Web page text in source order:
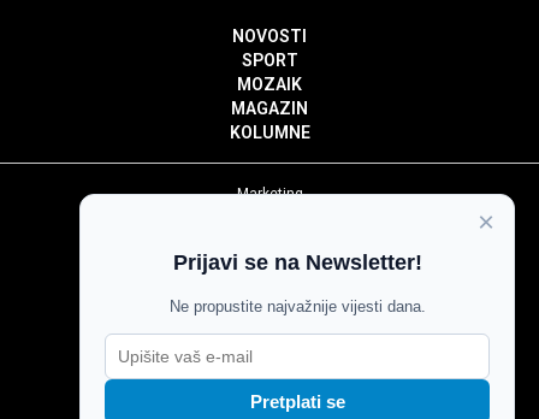
NOVOSTI
SPORT
MOZAIK
MAGAZIN
KOLUMNE
Marketing
Impressum
Pravila komentiranja
Agroglas
×
Prijavi se na Newsletter!
Ne propustite najvažnije vijesti dana.
Pretplati se